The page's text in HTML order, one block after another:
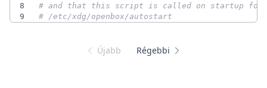
8
# and that this script is called on startup for
9
# /etc/xdg/openbox/autostart
Újabb Régebbi